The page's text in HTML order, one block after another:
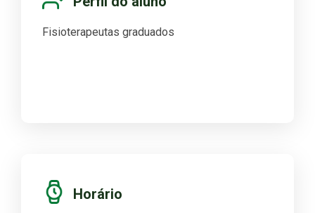
Fisioterapeutas graduados
Horário